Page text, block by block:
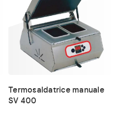
Termosaldatrice manuale
SV 400